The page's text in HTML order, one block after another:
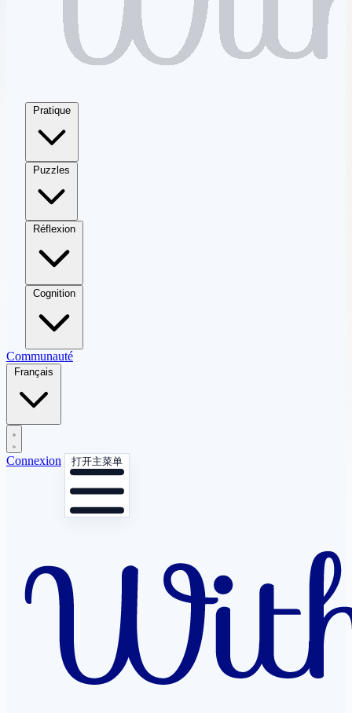
Pratique
Puzzles
Réflexion
Cognition
Communauté
Français
Connexion 打开主菜单